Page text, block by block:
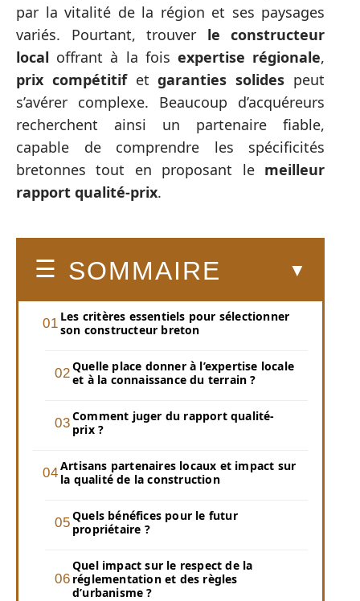
par la vitalité de la région et ses paysages
variés. Pourtant, trouver le constructeur
local offrant à la fois expertise régionale,
prix compétitifetgaranties solides peut
s’avérer complexe. Beaucoup d’acquéreurs
recherchent ainsi un partenaire fiable,
capable de comprendre les spécificités
bretonnes tout en proposant le meilleur
rapport qualité-prix.
SOMMAIRE
Les critères essentiels pour sélectionner
son constructeur breton
Quelle place donner à l’expertise locale
et à la connaissance du terrain ?
Comment juger du rapport qualité-
prix ?
Artisans partenaires locaux et impact sur
la qualité de la construction
Quels bénéfices pour le futur
propriétaire ?
Quel impact sur le respect de la
réglementation et des règles
d’urbanisme ?